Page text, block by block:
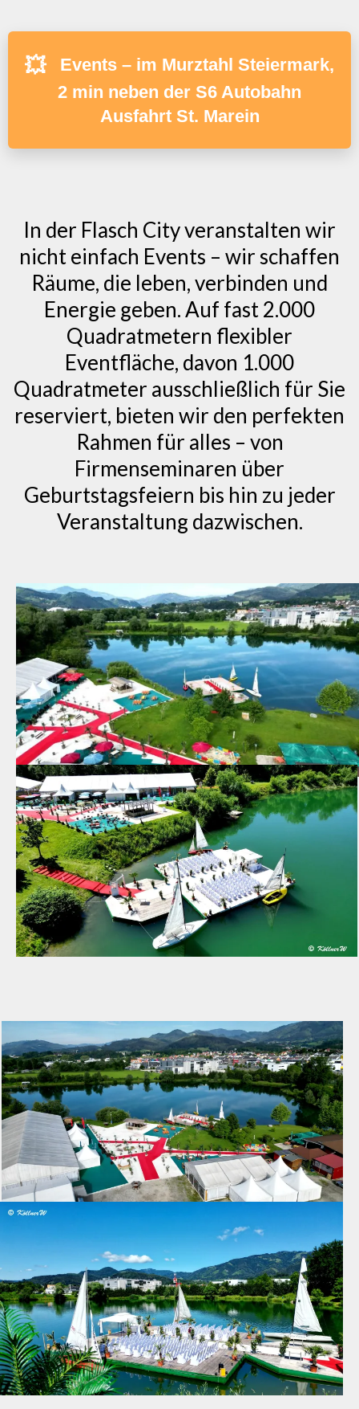
💥
Events – im Murztahl Steiermark,
2 min neben der S6 Autobahn
Ausfahrt St. Marein
In der Flasch City veranstalten wir
nicht einfach Events – wir schaffen
Räume, die leben, verbinden und
Energie geben. Auf fast 2.000
Quadratmetern flexibler
Eventfläche, davon 1.000
Quadratmeter ausschließlich für Sie
reserviert, bieten wir den perfekten
Rahmen für alles – von
Firmenseminaren über
Geburtstagsfeiern bis hin zu jeder
Veranstaltung dazwischen.